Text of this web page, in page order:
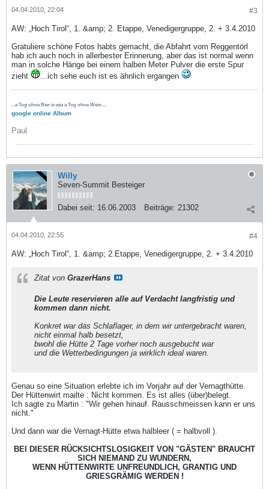
#3
04.04.2010, 22:04
AW: „Hoch Tirol“, 1. &amp; 2. Etappe, Venedigergruppe, 2. + 3.4.2010
Gratuliere schöne Fotos habts gemacht, die Abfahrt vom Reggentörl
hab ich auch noch in allerbester Erinnerung, aber das ist normal wenn
man in solche Hänge bei einem halben Meter Pulver die erste Spur
zieht
...ich sehe euch ist es ähnlich ergangen
...a Tog ohne Bier is wia a Tog ohne Wein....
google online Album
Paul
Willy
Seven-Summit Besteiger
Dabei seit: 16.06.2003 Beiträge: 21302
#4
04.04.2010, 22:55
AW: „Hoch Tirol“, 1. &amp; 2.Etappe, Venedigergruppe, 2. + 3.4.2010
Zitat von GrazerHans
Die Leute reservieren alle auf Verdacht langfristig und
kommen dann nicht.
Konkret war das Schlaflager, in dem wir untergebracht waren,
nicht einmal halb besetzt,
bwohl die Hütte 2 Tage vorher noch ausgebucht war
und die Wetterbedingungen ja wirklich ideal waren.
Genau so eine Situation erlebte ich im Vorjahr auf der Vernagthütte.
Der Hüttenwirt mailte : Nicht kommen. Es ist alles (über)belegt.
Ich sagte zu Martin : "Wir gehen hinauf. Rausschmeissen kann er uns
nicht."
Und dann war die Vernagt-Hütte etwa halbleer ( = halbvoll ).
BEI DIESER RÜCKSICHTSLOSIGKEIT VON "GÄSTEN" BRAUCHT
SICH NIEMAND ZU WUNDERN,
WENN HÜTTENWIRTE UNFREUNDLICH, GRANTIG UND
GRIESGRÄMIG WERDEN !